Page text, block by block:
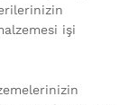
işi